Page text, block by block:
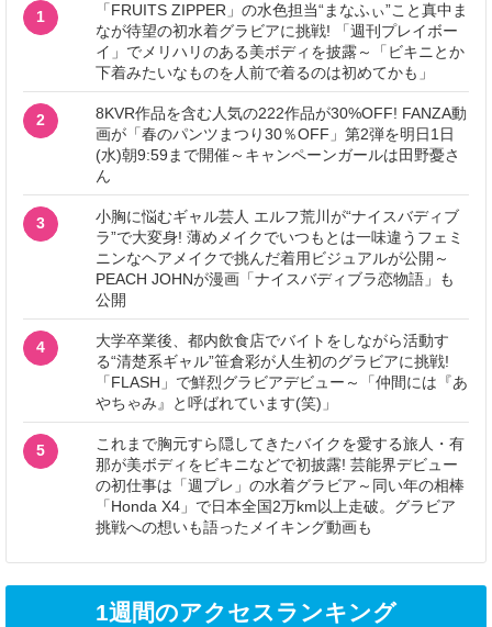
1
「FRUITS ZIPPER」の水色担当“まなふぃ”こと真中ま
なが待望の初水着グラビアに挑戦! 「週刊プレイボー
イ」でメリハリのある美ボディを披露～「ビキニとか
下着みたいなものを人前で着るのは初めてかも」
2
8KVR作品を含む人気の222作品が30%OFF! FANZA動
画が「春のパンツまつり30％OFF」第2弾を明日1日
(水)朝9:59まで開催～キャンペーンガールは田野憂さ
ん
3
小胸に悩むギャル芸人 エルフ荒川が“ナイスバディブ
ラ”で大変身! 薄めメイクでいつもとは一味違うフェミ
ニンなヘアメイクで挑んだ着用ビジュアルが公開～
PEACH JOHNが漫画「ナイスバディブラ恋物語」も
公開
4
大学卒業後、都内飲食店でバイトをしながら活動す
る“清楚系ギャル”笹倉彩が人生初のグラビアに挑戦!
「FLASH」で鮮烈グラビアデビュー～「仲間には『あ
やちゃみ』と呼ばれています(笑)」
5
これまで胸元すら隠してきたバイクを愛する旅人・有
那が美ボディをビキニなどで初披露! 芸能界デビュー
の初仕事は「週プレ」の水着グラビア～同い年の相棒
「Honda X4」で日本全国2万km以上走破。グラビア
挑戦への想いも語ったメイキング動画も
1週間のアクセスランキング